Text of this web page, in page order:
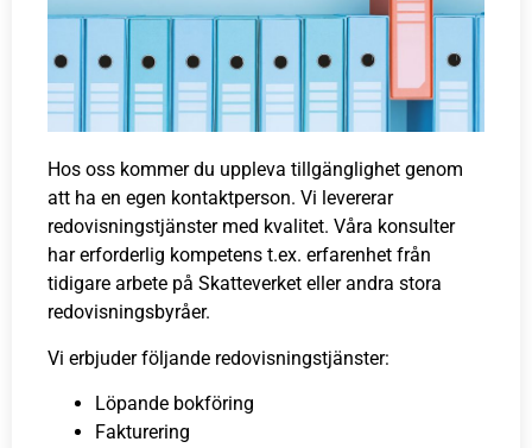
Hos oss kommer du uppleva tillgänglighet genom
att ha en egen kontaktperson. Vi levererar
redovisningstjänster med kvalitet. Våra konsulter
har erforderlig kompetens t.ex. erfarenhet från
tidigare arbete på Skatteverket eller andra stora
redovisningsbyråer.
Vi erbjuder följande redovisningstjänster:
Löpande bokföring
Fakturering